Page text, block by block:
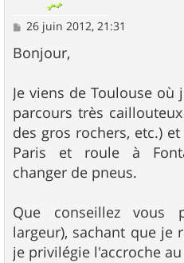
M
s
s
g
e
26 juin 2012, 21:31
Bonjour,
Je viens de Toulouse
parcours très
des gros rochers, etc.)
Paris et roule à
changer de pneus.
Que conseillez vous
largeur), sachant que je
je privilégie l'accroche